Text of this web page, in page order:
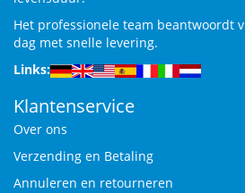
Het professionele team beantwoordt
dag met snelle levering.
Links:
Klantenservice
Over ons
Verzending en Betaling
Annuleren en retourneren